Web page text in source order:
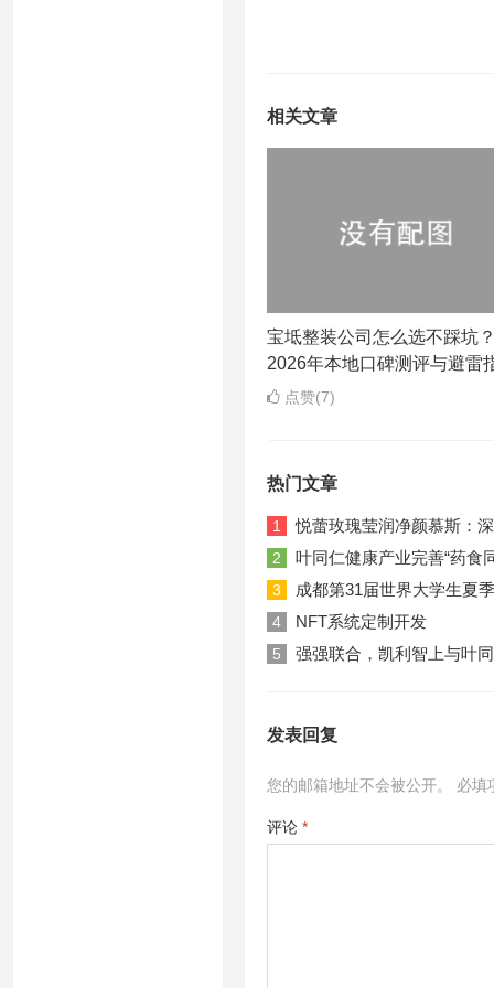
相关文章
宝坻整装公司怎么选不踩坑
2026年本地口碑测评与避雷
点赞(7)
热门文章
1 悦蕾玫瑰莹润净颜慕斯：
2 叶同仁健康产业完善“药食
3 成都第31届世界大学生夏
4 NFT系统定制开发
5 强强联合，凯利智上与叶
发表回复
您的邮箱地址不会被公开。 必填
评论 *